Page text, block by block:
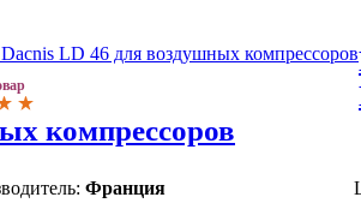
компрессоров
Франция